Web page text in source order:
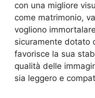
con una migliore
come matrimonio,
vogliono
sicuramente dotato
favorisce la sua
qualità delle
sia leggero e